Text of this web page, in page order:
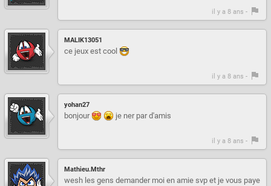
il y a 8 ans -
MALIK13051
ce jeux est cool
il y a 8 ans -
yohan27
bonjour je ner par d'amis
il y a 8 ans -
Mathieu.Mthr
wesh les gens demander moi en amie svp et je vous paye